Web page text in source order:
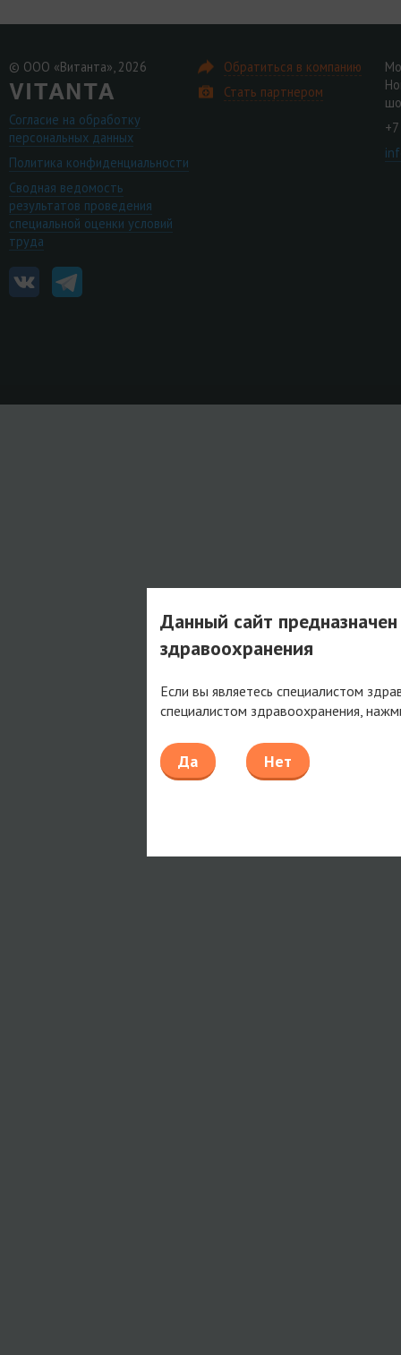
© ООО «Витанта», 2026
Согласие на обработку
персональных данных
Политика конфиденциальности
Сводная ведомость
результатов проведения
специальной оценки условий
труда
Обратиться в компанию
Стать партнером
Данный сайт
здравоохранения
Если вы являетесь специалистом
специалистом здравоохранения,
Да Нет